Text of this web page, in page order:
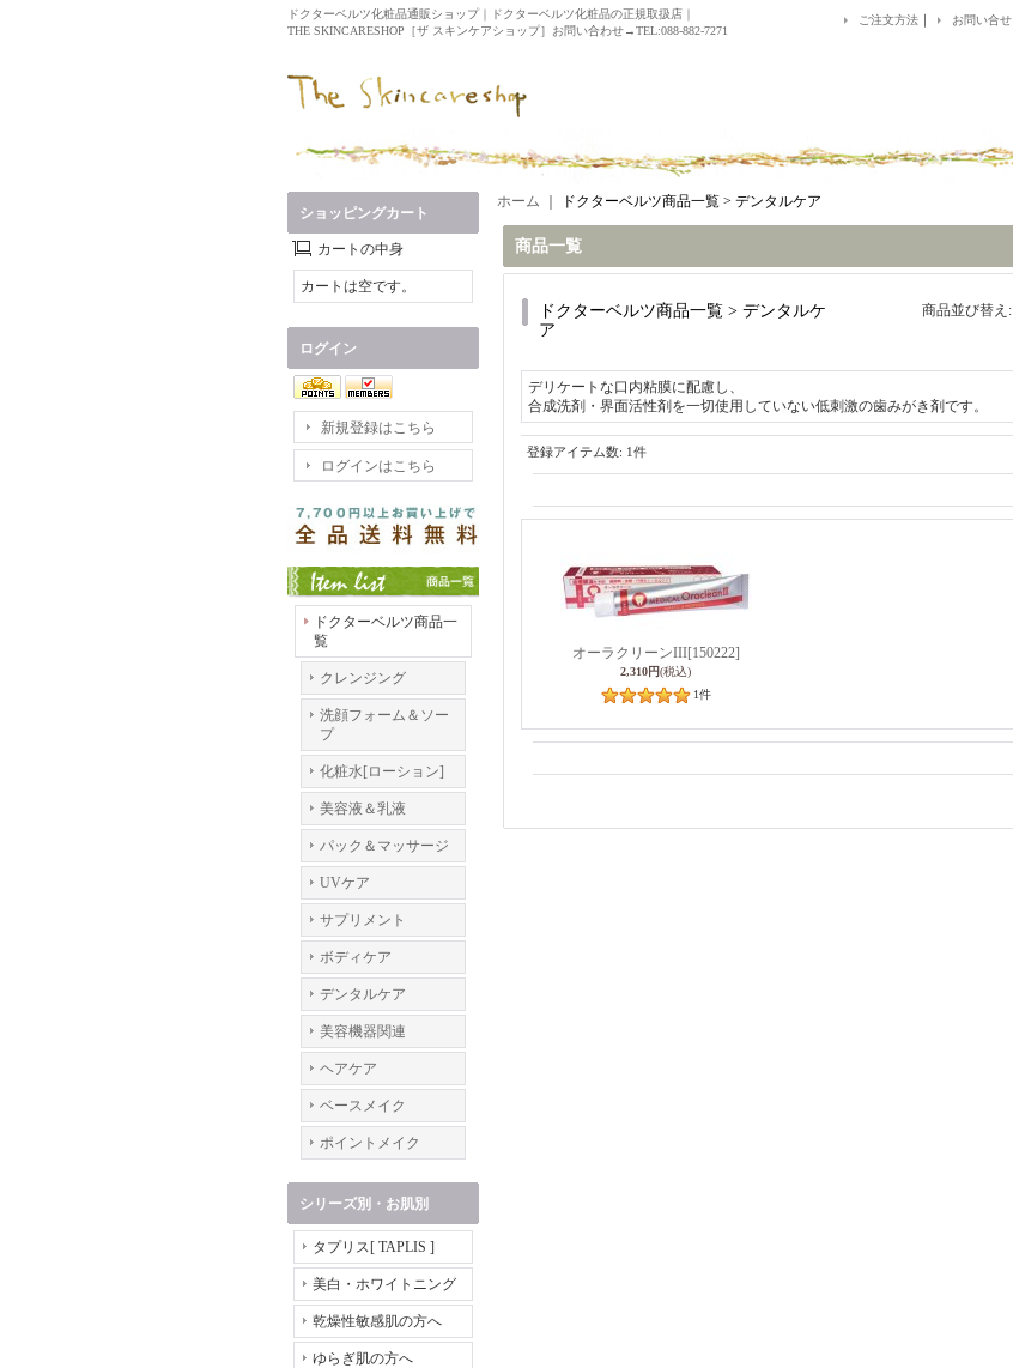
ドクターベルツ化粧品通販ショップ｜ドクターベルツ化粧品の正規取扱店｜
THE SKINCARESHOP［ザ スキンケアショップ］お問い合わせ→TEL:088-882-7271
ご注文方法｜ お問い合せ
ショッピングカート
カートの中身
カートは空です。
ログイン
新規登録はこちら
ログインはこちら
ドクターベルツ商品一
覧
クレンジング
洗顔フォーム＆ソー
プ
化粧水[ローション]
美容液＆乳液
パック＆マッサージ
UVケア
サプリメント
ボディケア
デンタルケア
美容機器関連
ヘアケア
ベースメイク
ポイントメイク
シリーズ別・お肌別
タプリス[ TAPLIS ]
美白・ホワイトニング
乾燥性敏感肌の方へ
ゆらぎ肌の方へ
ホーム ドクターベルツ商品一覧 > デンタルケア
商品一覧
ドクターベルツ商品一覧 > デンタルケ
ア
商品並び替え :
デリケートな口内粘膜に配慮し、
合成洗剤・界面活性剤を一切使用していない低刺激の歯みがき剤です。
登録アイテム数: 1件
オーラクリーンIII[150222]
2,310円(税込)
1件